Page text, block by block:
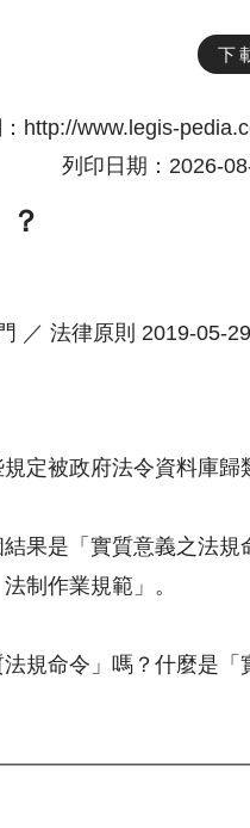
下
http://www.legis-
列印日期：2026-
／ 法律原則 2019-05-29
定被政府法令資料庫歸
果是「實質意義之法規
制作業規範」。
規命令」嗎？什麼是「